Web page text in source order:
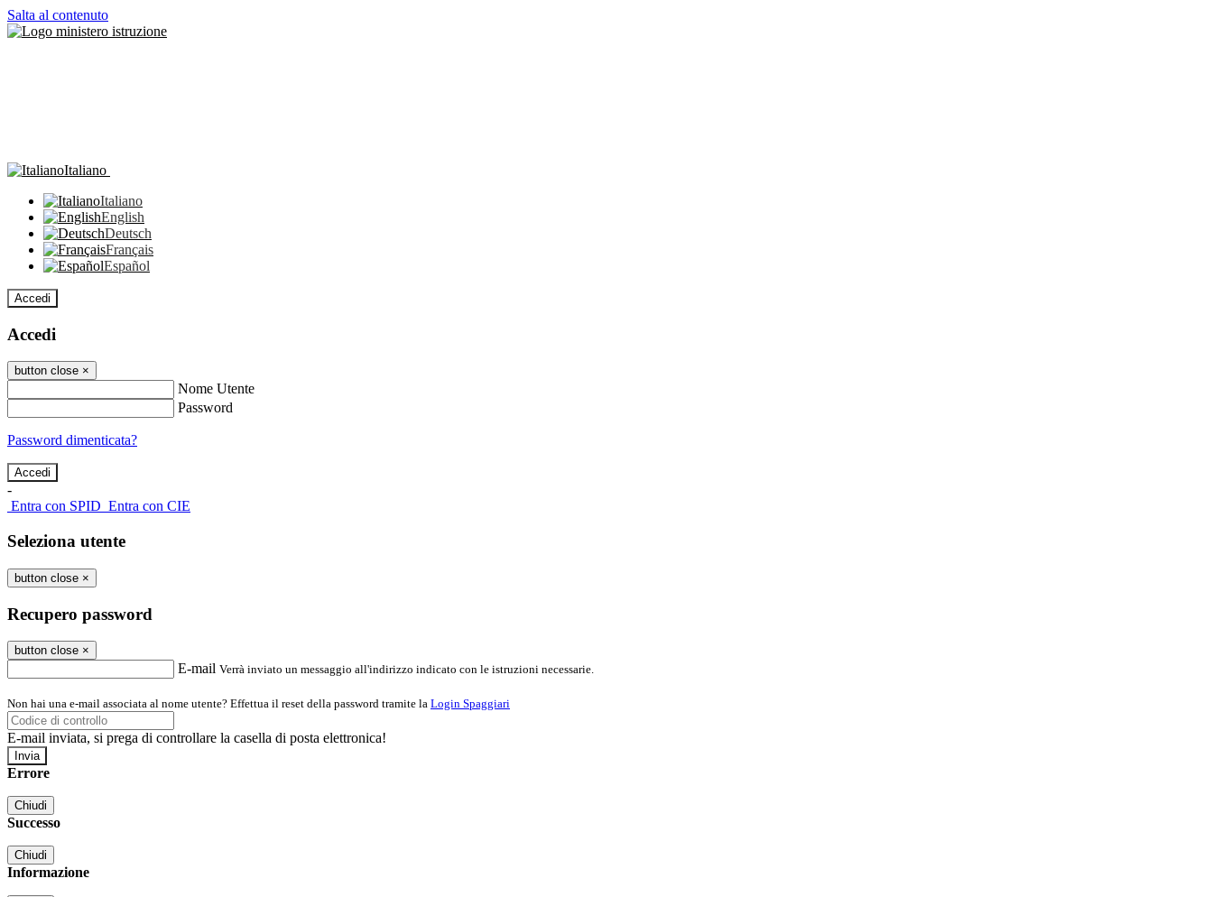
Salta al contenuto
Italiano
Italiano
English
Deutsch
Français
Español
Accedi
Accedi
button close ×
Nome Utente
Password
Password dimenticata?
-
Entra con SPID Entra con CIE
Seleziona utente
button close ×
Recupero password
button close ×
E-mail Verrà inviato un messaggio all'indirizzo indicato con le istruzioni necessarie.
Non hai una e-mail associata al nome utente? Effettua il reset della password tramite la Login Spaggiari
E-mail inviata, si prega di controllare la casella di posta elettronica!
Errore
Chiudi
Successo
Chiudi
Informazione